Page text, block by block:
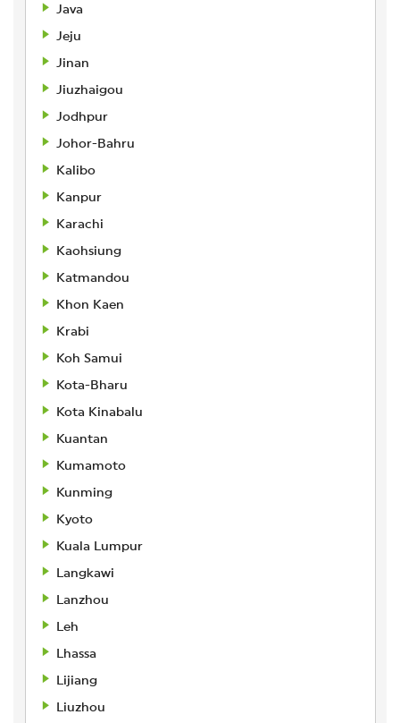
Java
Jeju
Jinan
Jiuzhaigou
Jodhpur
Johor-Bahru
Kalibo
Kanpur
Karachi
Kaohsiung
Katmandou
Khon Kaen
Krabi
Koh Samui
Kota-Bharu
Kota Kinabalu
Kuantan
Kumamoto
Kunming
Kyoto
Kuala Lumpur
Langkawi
Lanzhou
Leh
Lhassa
Lijiang
Liuzhou